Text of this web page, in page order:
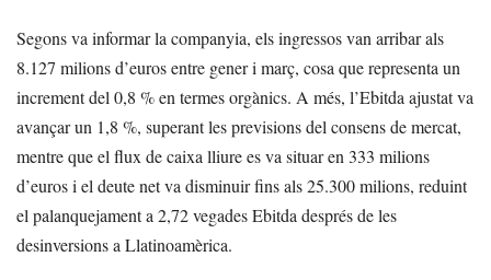
Segons va informar la companyia, els ingressos van arribar als
8.127 milions d’euros entre gener i març, cosa que representa un
increment del 0,8 % en termes orgànics. A més, l’Ebitda ajustat va
avançar un 1,8 %, superant les previsions del consens de mercat,
mentre que el flux de caixa lliure es va situar en 333 milions
d’euros i el deute net va disminuir fins als 25.300 milions, reduint
el palanquejament a 2,72 vegades Ebitda després de les
desinversions a Llatinoamèrica.